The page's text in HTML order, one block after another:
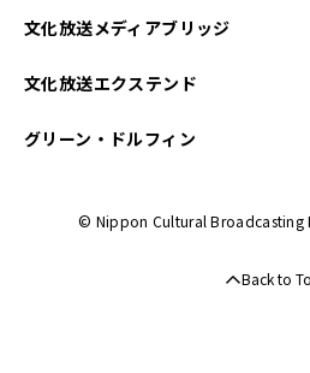
文化放送メディアブリッジ
文化放送エクステンド
グリーン・ドルフィン
© Nippon Cultural Broadcasting
Back to